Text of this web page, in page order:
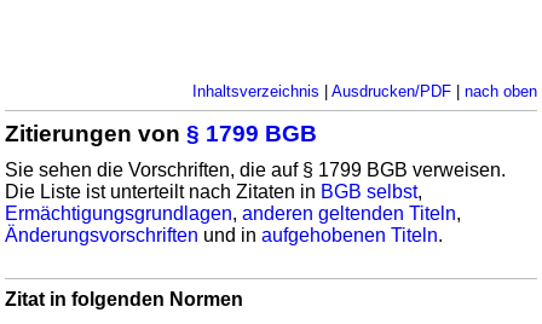
Inhaltsverzeichnis Ausdrucken/PDF| nach oben
Zitierungen von§ 1799 BGB
Sie sehen die Vorschriften, die auf § 1799 BGB verweisen.
Die Liste ist unterteilt nach Zitaten in BGB selbst,
Ermächtigungsgrundlagen,anderen geltenden Titeln,
Änderungsvorschriften und inaufgehobenen Titeln.
Zitat in folgenden Normen